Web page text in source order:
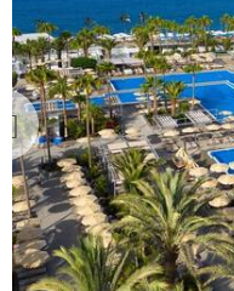
Previous